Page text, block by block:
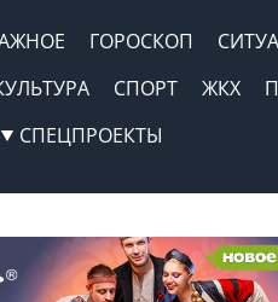
ГОРОСКОП
СПОРТ ЖКХ
СПЕЦПРОЕКТЫ